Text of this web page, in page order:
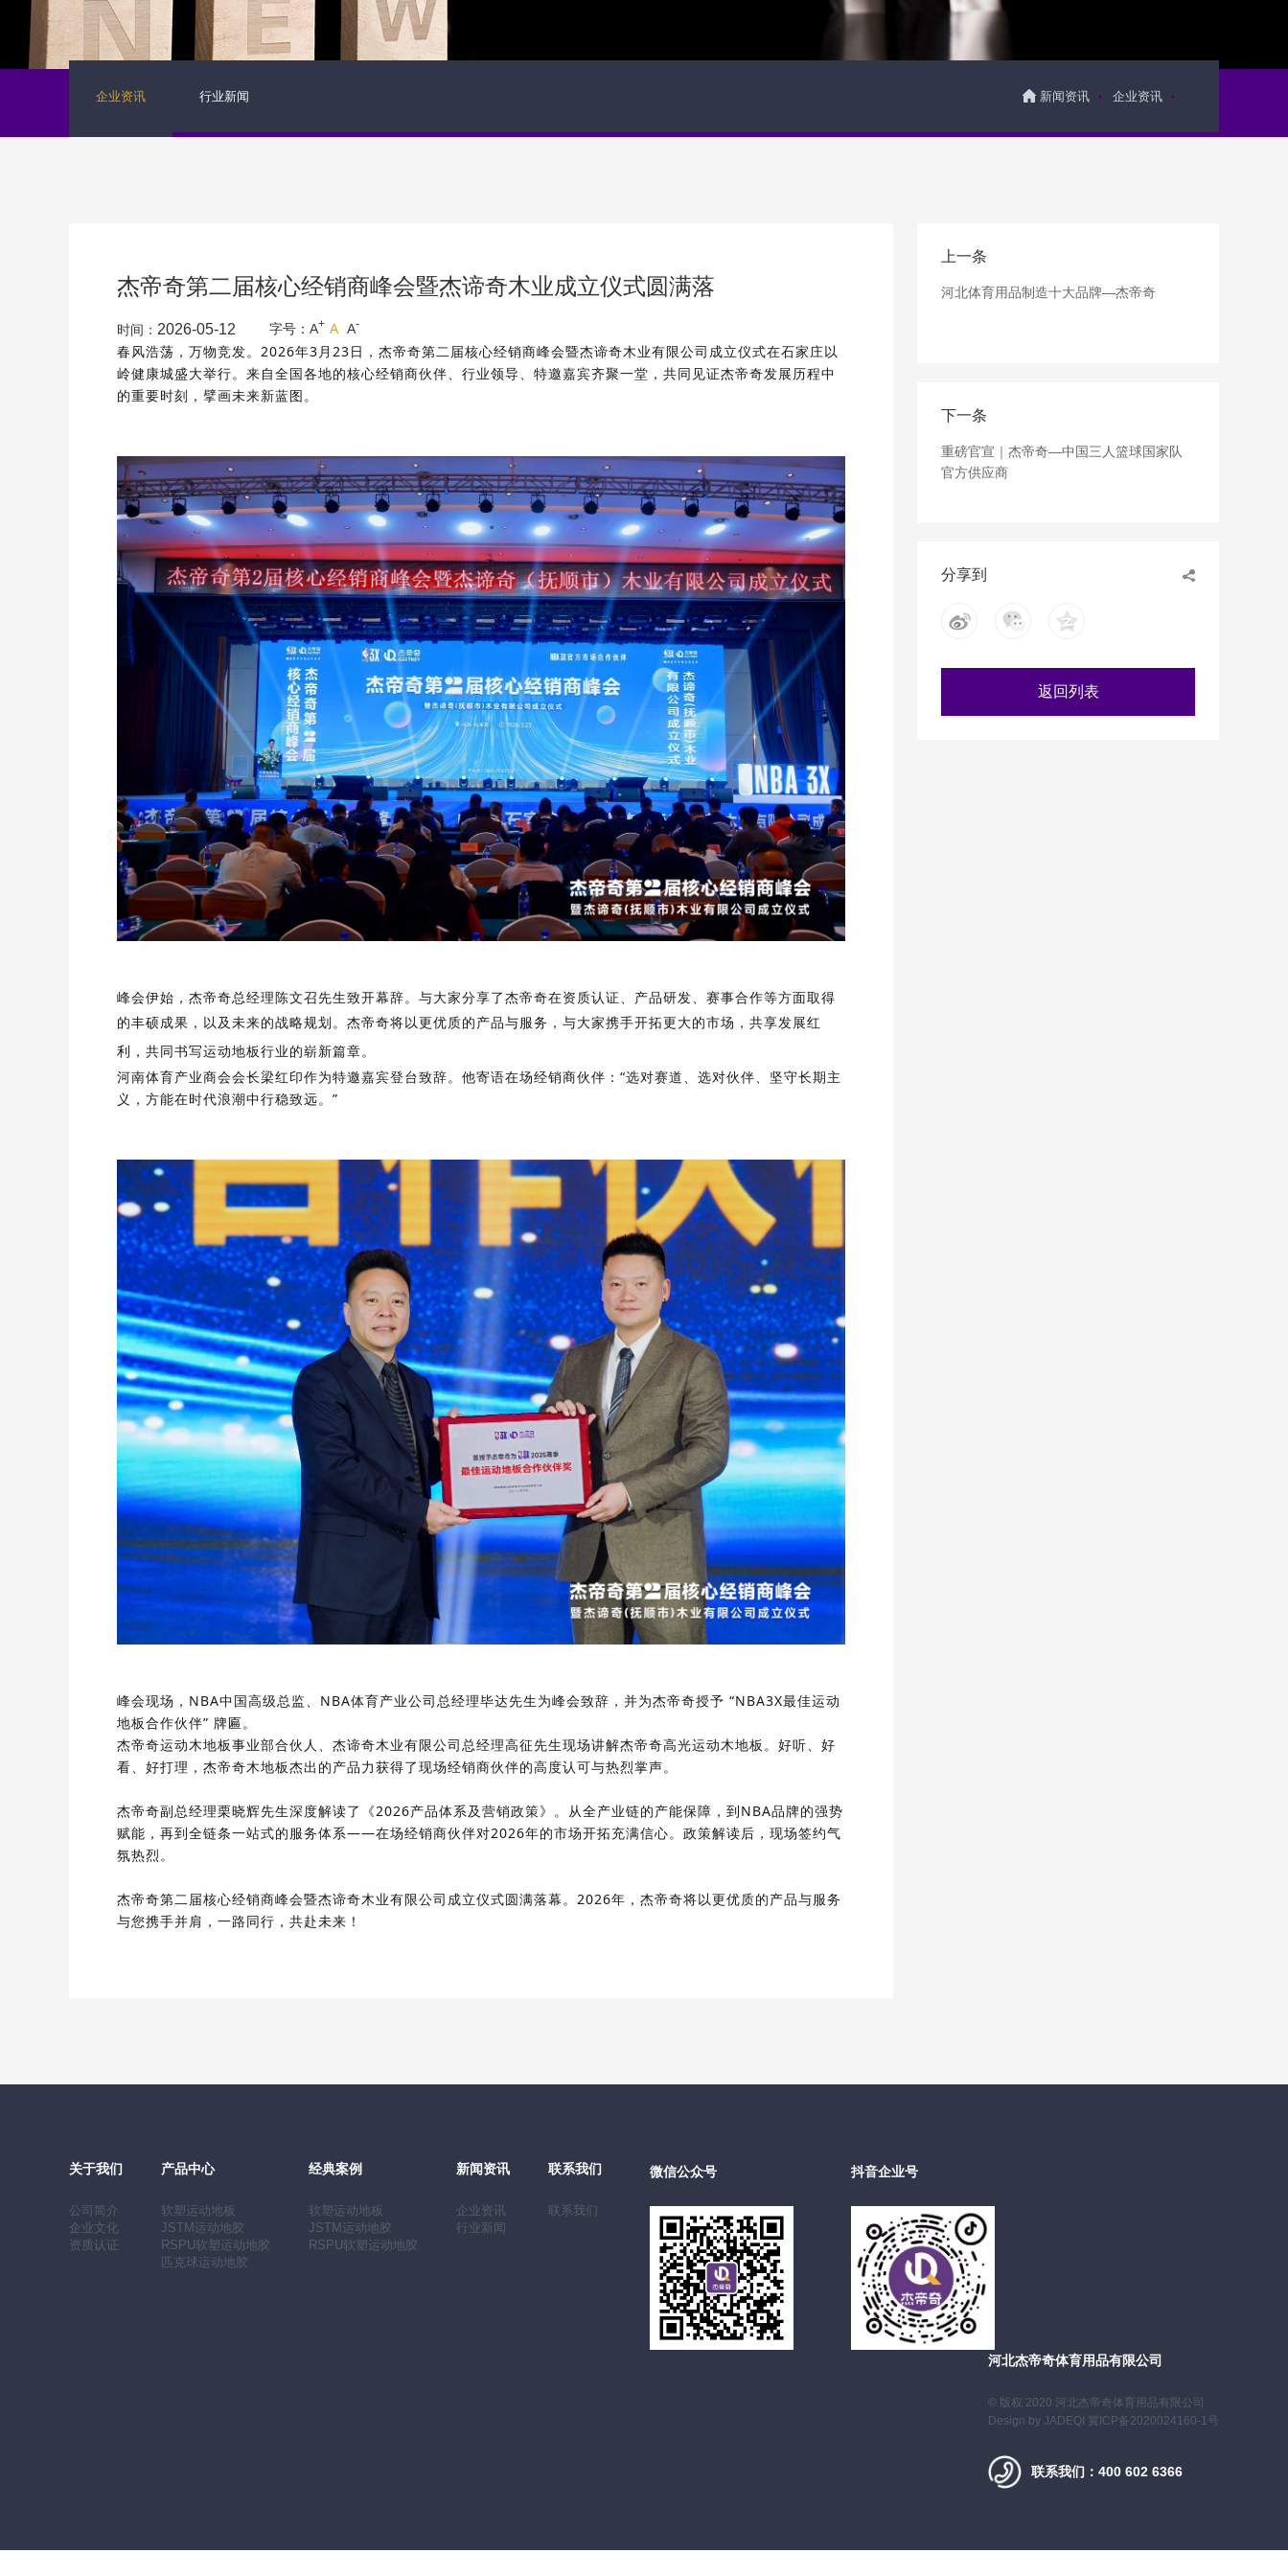
企业资讯 行业新闻 新闻资讯 企业资讯
杰帝奇第二届核心经销商峰会暨杰谛奇木业成立仪式圆满落
时间： 2026-05-12 字号： A+ A A-
春风浩荡，万物竞发。2026年3月23日， 杰帝奇第二届核心经销商峰会暨杰谛奇木业有限公司成立仪式在石家庄以
岭健康城盛大举行。来自全国各地的核心经销商伙伴、行业领导、特邀嘉宾齐聚一堂，共同见证杰帝奇发展历程中
的重要时刻，擘画未来新蓝图。
峰会伊始，杰帝奇总经理陈文召先生致开幕辞。与大家分享了杰帝奇在资质认证、产品研发、赛事合作等方面取得
的丰硕成果，以及未来的战略规划。 杰帝奇将以更优质的产品与服务， 与大家携手开拓更大的市场，共享发展红
利，共同书写运动地板行业的崭新篇章。
河南体育产业商会会长梁红印作为特邀嘉宾登台致辞。他寄语在场经销商伙伴：“选对赛道、选对伙伴、坚守长期主
义 ，方能在时代浪潮中行稳致远。”
峰会现场，NBA中国高级总监、NBA体育产业公司总经理毕达先生为峰会致辞，并为杰帝奇授予 “NBA3X最佳运动
地板合作伙伴” 牌匾。
杰帝奇运动木地板事业部合伙人、杰谛奇木业有限公司总经理高征先生现场讲解杰帝奇高光运动木地板。好听、好
看、好打理，杰帝奇木地板杰出的产品力获得了现场经销商伙伴的高度认可与热烈掌声。
杰帝奇副总经理栗晓辉先生深度解读了 《2026产品体系及营销政策》 。从全产业链的产能保障，到NBA品牌的强势
赋能，再到全链条一站式的服务体系——在场经销商伙伴对2026年的市场开拓充满信心。政策解读后，现场签约气
氛热烈。
杰帝奇第二届核心经销商峰会暨杰谛奇木业有限公司成立仪式圆满落幕。2026年，杰帝奇将以更优质的产品与服务
与您携手并肩，一路同行，共赴未来 ！
上一条
河北体育用品制造十大品牌—杰帝奇
下一条
重磅官宣｜杰帝奇—中国三人篮球国家队
官方供应商
分享到
返回列表
关于我们
公司简介
企业文化
资质认证
产品中心
软塑运动地板
JSTM运动地胶
RSPU软塑运动地胶
匹克球运动地胶
经典案例
软塑运动地板
JSTM运动地胶
RSPU软塑运动地胶
新闻资讯
企业资讯
行业新闻
联系我们
联系我们
微信公众号 抖音企业号
河北杰帝奇体育用品有限公司
© 版权 2020 河北杰帝奇体育用品有限公司
Design by JADEQI 冀ICP备2020024160-1号
联系我们：400 602 6366